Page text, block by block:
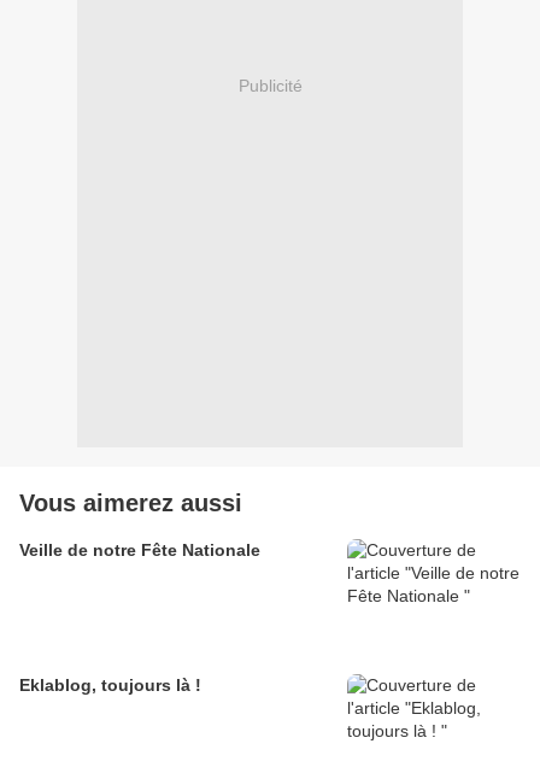
Publicité
Vous aimerez aussi
Veille de notre Fête Nationale
Eklablog, toujours là !